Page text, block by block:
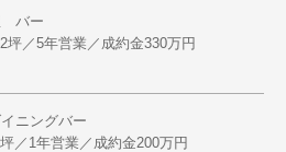
バー
坪／5年営業／成約金330万円
ニングバー
／1年営業／成約金200万円